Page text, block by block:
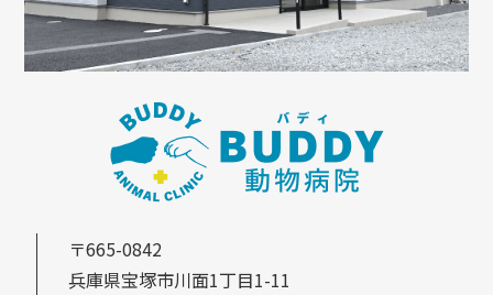
〒665-0842
兵庫県宝塚市川面1丁目1-11